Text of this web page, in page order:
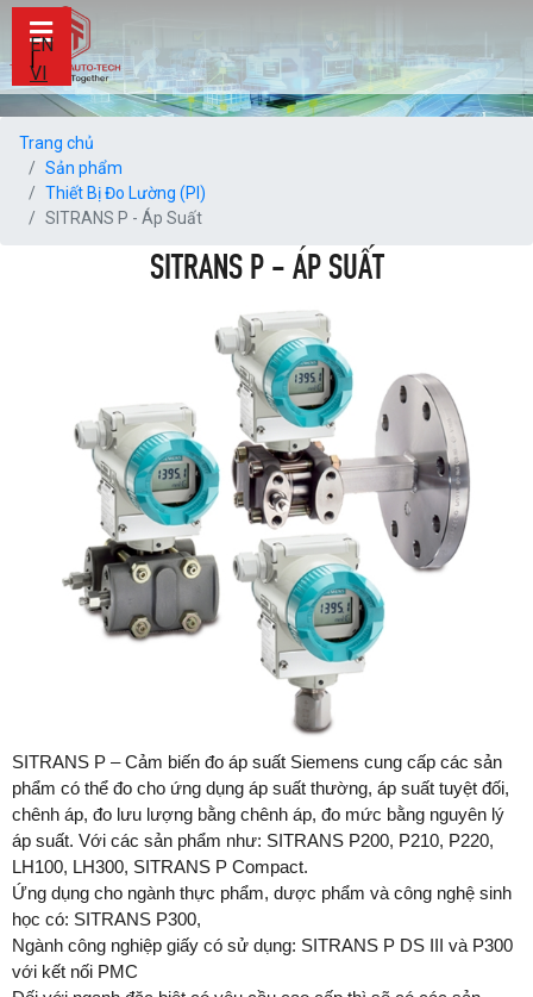
EN
VI
Trang chủ
Sản phẩm
Thiết Bị Đo Lường (PI)
SITRANS P - Áp Suất
SITRANS P - ÁP SUẤT
SITRANS P – Cảm biến đo áp suất Siemens cung cấp các sản
phẩm có thể đo cho ứng dụng áp suất thường, áp suất tuyệt đối,
chênh áp, đo lưu lượng bằng chênh áp, đo mức bằng nguyên lý
áp suất. Với các sản phẩm như: SITRANS P200, P210, P220,
LH100, LH300, SITRANS P Compact.
Ứng dụng cho ngành thực phẩm, dược phẩm và công nghệ sinh
học có: SITRANS P300,
Ngành công nghiệp giấy có sử dụng: SITRANS P DS III và P300
với kết nối PMC